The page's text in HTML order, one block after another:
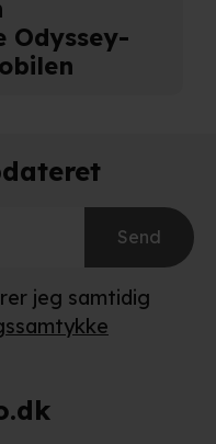
Odyssey-
Send
jeg samtidig